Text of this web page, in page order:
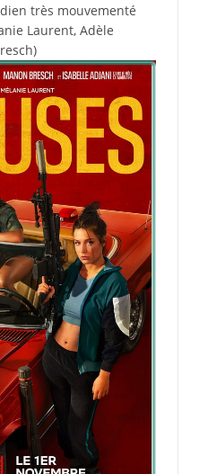
très mouvementé
Laurent, Adèle